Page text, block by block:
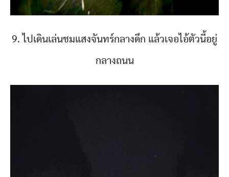
9. ไปเดินเล่นชมแสงจันทร์กลางดึก แล้วเจอไอ้ตัวนี้อยู่
กลางถนน